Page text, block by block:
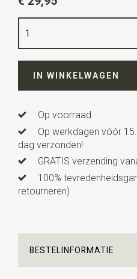
zilver / beige
Kwaliteit
Lengte2,5 cm
verkocht.
IN WINKELWAGEN
Op voorraad
Op werkdagen vóór
dag verzonden!
GRATIS verzending
100%
retourneren)
BESTELINFORMATIE